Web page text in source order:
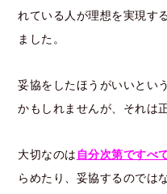
れている人が理想を実現す
ました。
妥協をしたほうがいいとい
かもしれませんが、それは
大切なのは 自分次第ですべ
らめたり、妥協するのでは